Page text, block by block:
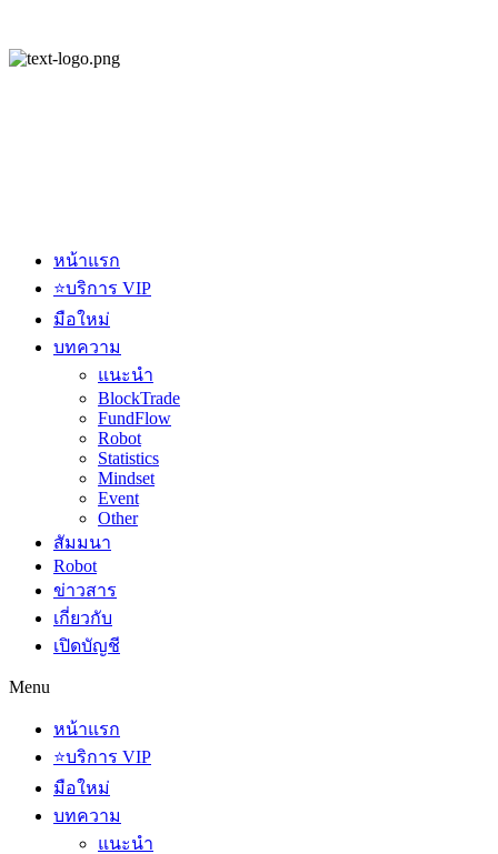
หน้าแรก
⭐บริการ VIP
มือใหม่
บทความ
แนะนำ
BlockTrade
FundFlow
Robot
Statistics
Mindset
Event
Other
สัมมนา
Robot
ข่าวสาร
เกี่ยวกับ
เปิดบัญชี
Menu
หน้าแรก
⭐บริการ VIP
มือใหม่
บทความ
แนะนำ